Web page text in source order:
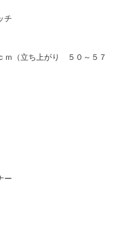
チ
立ち上がり ５０～５７
ー